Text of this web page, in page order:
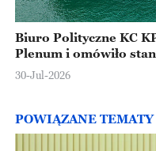
Biuro Polityczne KC
Plenum i omówiło
30-Jul-2026
POWIĄZANE TEMATY